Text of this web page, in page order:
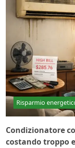
Risparmio
Condizionatore
costando troppo